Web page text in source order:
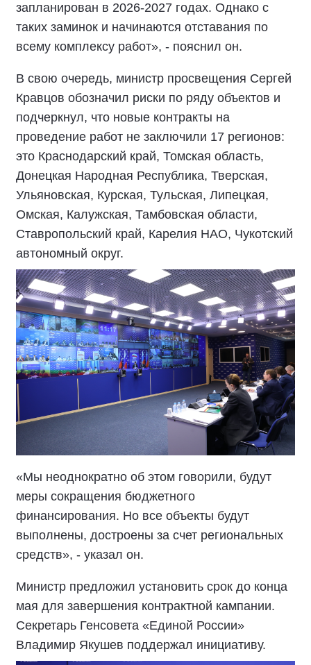
запланирован в 2026-2027 годах. Однако с
таких заминок и начинаются отставания по
всему комплексу работ», - пояснил он.
В свою очередь, министр просвещения Сергей
Кравцов обозначил риски по ряду объектов и
подчеркнул, что новые контракты на
проведение работ не заключили 17 регионов:
это Краснодарский край, Томская область,
Донецкая Народная Республика, Тверская,
Ульяновская, Курская, Тульская, Липецкая,
Омская, Калужская, Тамбовская области,
Ставропольский край, Карелия НАО, Чукотский
автономный округ.
«Мы неоднократно об этом говорили, будут
меры сокращения бюджетного
финансирования. Но все объекты будут
выполнены, достроены за счет региональных
средств», - указал он.
Министр предложил установить срок до конца
мая для завершения контрактной кампании.
Секретарь Генсовета «Единой России»
Владимир Якушев поддержал инициативу.